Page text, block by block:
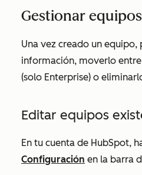
Gestionar equipos
Una vez creado un equipo,
información, moverlo
(solo Enterprise) o
Editar equipos
En tu cuenta de HubSpot,
Configuración en la barra